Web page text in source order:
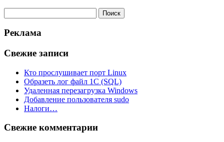
Реклама
Свежие записи
Кто прослушивает порт Linux
Образеть лог файл 1С (SQL)
Удаленная перезагрузка Windows
Добавление пользователя sudo
Налоги…
Свежие комментарии